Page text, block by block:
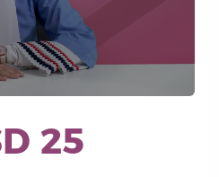
25 USD